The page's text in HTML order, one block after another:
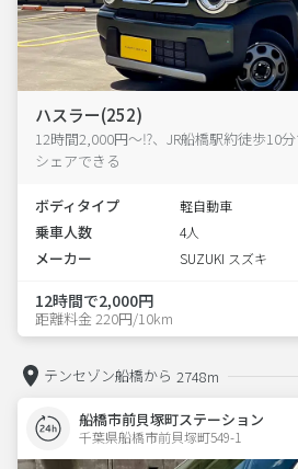
ハスラー(252)
12時間2,000円～⁉、JR船橋駅約徒歩10
シェアできる
ボディタイプ 軽自動車
乗車人数 4人
メーカー SUZUKI スズキ
12時間で2,000円
距離料金 220円/10km
テンセゾン船橋から 2748m
船橋市前貝塚町ステーション
千葉県船橋市前貝塚町549-1